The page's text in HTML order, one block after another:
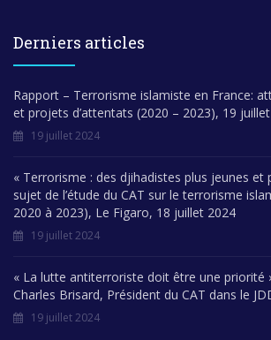
Derniers articles
Rapport – Terrorisme islamiste en France:
et projets d’attentats (2020 – 2023), 19
19 juillet 2024
« Terrorisme : des djihadistes plus jeunes et
sujet de l’étude du CAT sur le terrorisme
2020 à 2023), Le Figaro, 18 juillet 2024
19 juillet 2024
« La lutte antiterroriste doit être une priorité
Charles Brisard, Président du CAT dans le
19 juillet 2024